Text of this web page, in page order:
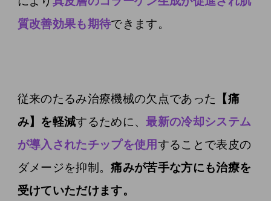
質改善効果も期待できます。
従来のたるみ治療機械の欠点であった
【痛
み】を軽減するために、最新の冷却システム
が導入されたチップを使用することで表皮の
ダメージを抑制。痛みが苦手な方にも治療を
受けていただけます。